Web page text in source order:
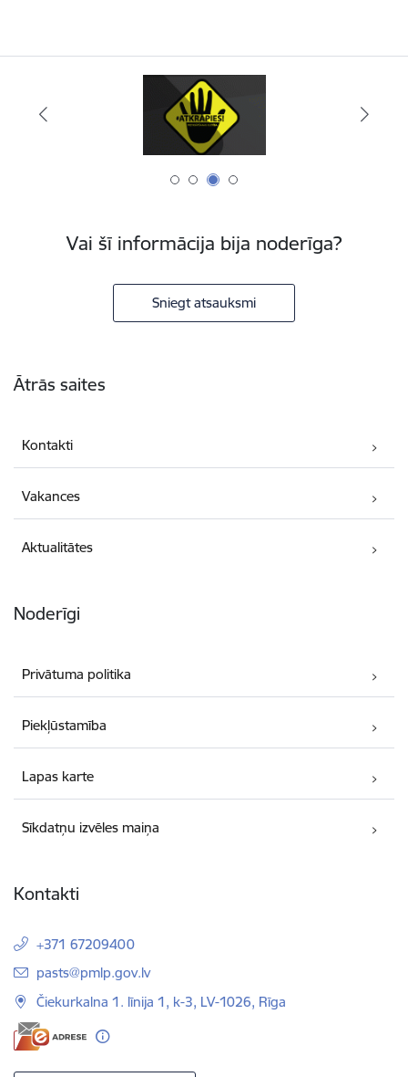
Vai šī informācija bija noderīga?
Sniegt atsauksmi
Ātrās saites
Kontakti
Vakances
Aktualitātes
Noderīgi
Privātuma politika
Piekļūstamība
Lapas karte
Sīkdatņu izvēles maiņa
Kontakti
+371 67209400
E-pasts:
pasts@pmlp.gov.lv
Čiekurkalna 1. līnija 1, k-3, LV-1026, Rīga